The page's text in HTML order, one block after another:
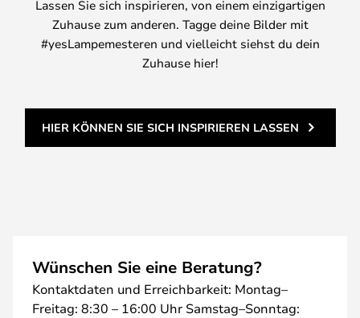
Lassen Sie sich inspirieren, von einem einzigartigen
Zuhause zum anderen. Tagge deine Bilder mit
#yesLampemesteren und vielleicht siehst du dein
Zuhause hier!
HIER KÖNNEN SIE SICH INSPIRIEREN LASSEN
Wünschen Sie eine Beratung?
Kontaktdaten und Erreichbarkeit: Montag–
Freitag: 8:30 – 16:00 Uhr Samstag–Sonntag: